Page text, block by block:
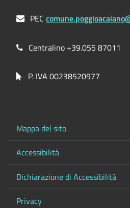
PEC
Centralino +39.055 87011
P. IVA 00238520977
Mappa del sito
Accessibilità
Dichiarazione di Accessibilità
Privacy